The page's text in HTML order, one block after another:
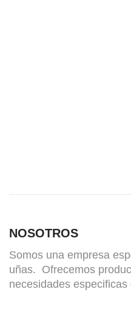
NOSOTROS
Somos una empresa
uñas. Ofrecemos
necesidades